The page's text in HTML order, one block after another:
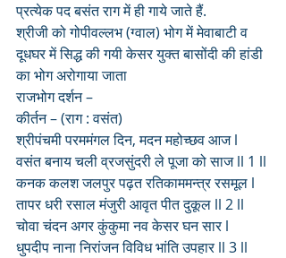
प्रत्येक पद बसंत राग में ही गाये जाते हैं.
श्रीजी को गोपीवल्लभ (ग्वाल) भोग में मेवाबाटी व
दूधघर में सिद्ध की गयी केसर युक्त बासोंदी की हांडी
का भोग अरोगाया जाता
राजभोग दर्शन –
कीर्तन – (राग : वसंत)
श्रीपंचमी परममंगल दिन, मदन महोच्छव आज l
वसंत बनाय चली व्रजसुंदरी ले पूजा को साज ll 1 ll
कनक कलश जलपुर पढ़त रतिकाममन्त्र रसमूल l
तापर धरी रसाल मंजुरी आवृत पीत दुकूल ll 2 ll
चोवा चंदन अगर कुंकुमा नव केसर घन सार l
धुपदीप नाना निरांजन विविध भांति उपहार ll 3 ll